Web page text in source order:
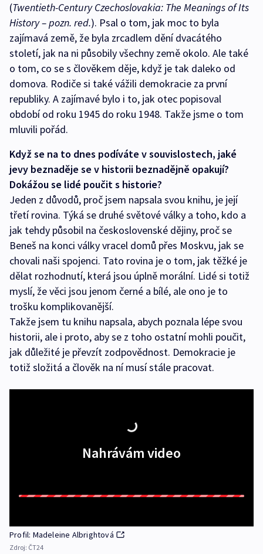
(Twentieth-Century Czechoslovakia: The Meanings of Its
History – pozn. red.). Psal o tom, jak moc to byla
zajímavá země, že byla zrcadlem dění dvacátého
století, jak na ni působily všechny země okolo. Ale také
o tom, co se s člověkem děje, když je tak daleko od
domova. Rodiče si také vážili demokracie za první
republiky. A zajímavé bylo i to, jak otec popisoval
období od roku 1945 do roku 1948. Takže jsme o tom
mluvili pořád.
Když se na to dnes podíváte v souvislostech, jaké
jevy beznaděje se v historii beznadějně opakují?
Dokážou se lidé poučit s historie?
Jeden z důvodů, proč jsem napsala svou knihu, je její
třetí rovina. Týká se druhé světové války a toho, kdo a
jak tehdy působil na československé dějiny, proč se
Beneš na konci války vracel domů přes Moskvu, jak se
chovali naši spojenci. Tato rovina je o tom, jak těžké je
dělat rozhodnutí, která jsou úplně morální. Lidé si totiž
myslí, že věci jsou jenom černé a bílé, ale ono je to
trošku komplikovanější.
Takže jsem tu knihu napsala, abych poznala lépe svou
historii, ale i proto, aby se z toho ostatní mohli poučit,
jak důležité je převzít zodpovědnost. Demokracie je
totiž složitá a člověk na ní musí stále pracovat.
Nahrávám video
Profil: Madeleine Albrightová
Zdroj: ČT24